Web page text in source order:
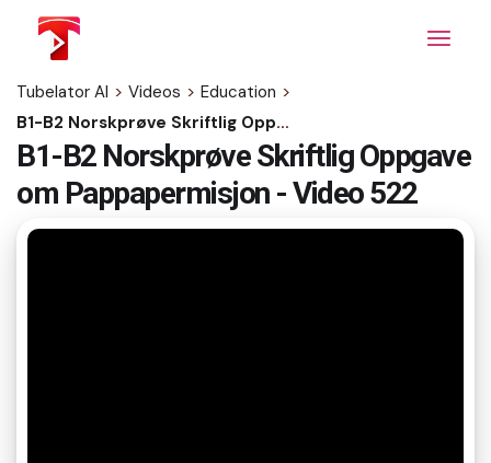
content
Tubelator AI > Videos > Education >
B1-B2 Norskprøve Skriftlig Oppgave om Pappapermisjon - Video 522
B1-B2 Norskprøve Skriftlig Oppgave
om Pappapermisjon - Video 522